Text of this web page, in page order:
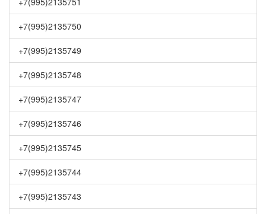
+7(995)2135750
+7(995)2135749
+7(995)2135748
+7(995)2135747
+7(995)2135746
+7(995)2135745
+7(995)2135744
+7(995)2135743